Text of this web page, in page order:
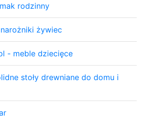
rodzinny
żywiec
- meble dziecięce
stoły drewniane do domu i